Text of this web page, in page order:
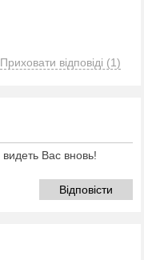
Приховати відповіді (1)
Вас вновь!
Відповісти